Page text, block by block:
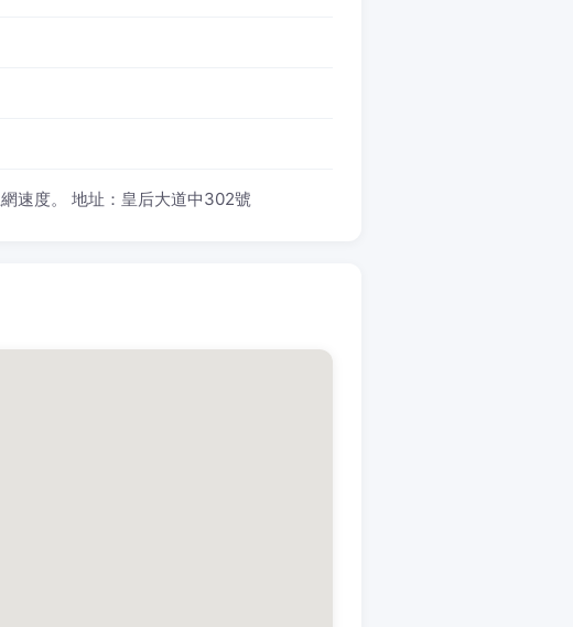
速度。 地址：皇后大道中302號